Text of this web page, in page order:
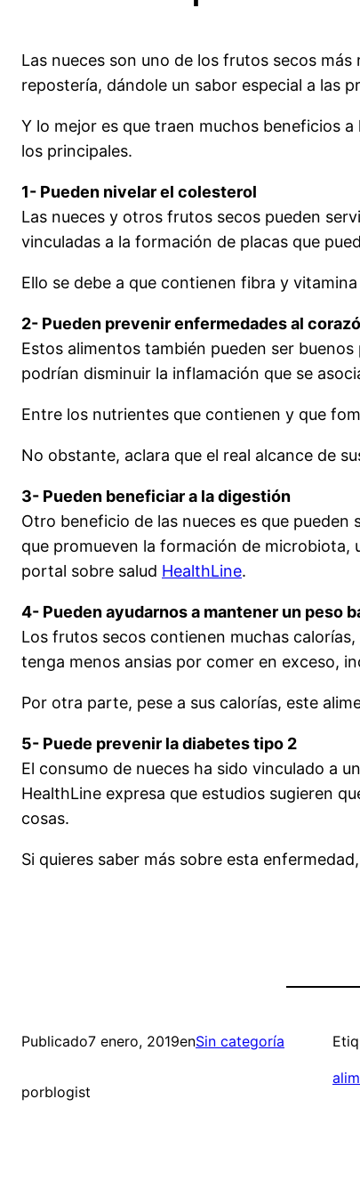
Las nueces son uno de los frutos secos
repostería, dándole un sabor especial a las
Y lo mejor es que traen muchos beneficios
los principales.
1- Pueden nivelar el colesterol
Las nueces y otros frutos secos pueden
vinculadas a la formación de placas que
Ello se debe a que contienen fibra y
2- Pueden prevenir enfermedades al
Estos alimentos también pueden ser
podrían disminuir la inflamación que se
Entre los nutrientes que contienen y que
No obstante, aclara que el real alcance de
3- Pueden beneficiar a la digestión
Otro beneficio de las nueces es que
que promueven la formación de microbiota,
portal sobre salud HealthLine.
4- Pueden ayudarnos a mantener un peso
Los frutos secos contienen muchas
tenga menos ansias por comer en exceso,
Por otra parte, pese a sus calorías, este
5- Puede prevenir la diabetes tipo 2
El consumo de nueces ha sido vinculado a
HealthLine expresa que estudios sugieren
cosas.
Si quieres saber más sobre esta
Publicado7 enero, 2019enSin categoría
porblogist